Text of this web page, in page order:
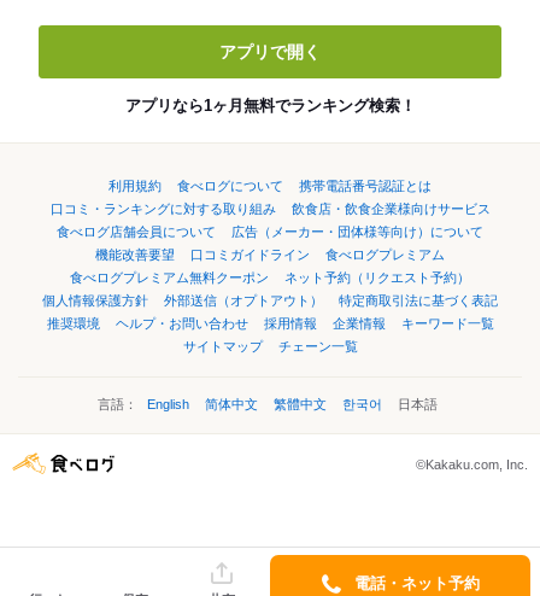
アプリで開く
アプリなら1ヶ月無料でランキング検索！
利用規約 食べログについて
携帯電話番号認証とは
口コミ・ランキングに対する取り組み
飲食店・飲食企業様向けサービス
食べログ店舗会員について
広告（メーカー・団体様等向け）について
機能改善要望
口コミガイドライン
食べログプレミアム
食べログプレミアム無料クーポン
ネット予約（リクエスト予約）
個人情報保護方針
外部送信（オプトアウト）
特定商取引法に基づく表記
推奨環境
ヘルプ・お問い合わせ 採用情報 企業情報
キーワード一覧
サイトマップ
チェーン一覧
言語： English 简体中文 繁體中文 한국어 日本語
©Kakaku.com, Inc.
電話・ネット予約